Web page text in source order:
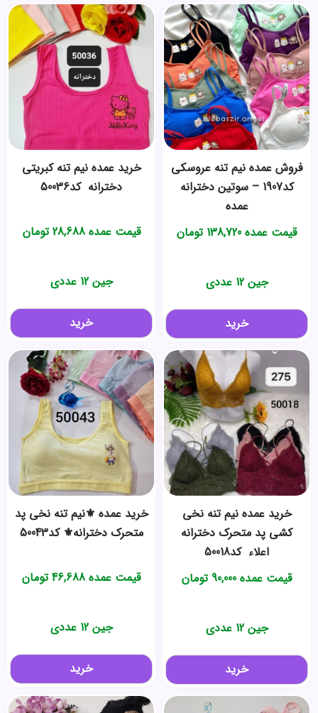
فروش عمده نیم تنه عروسکی
کد1907 – سوتین دخترانه
عمده
قیمت عمده138,720 تومان
جین 12 عددی
خرید
خرید عمده ️نیم تنه کبریتی
دخترانه ️ کد50036
قیمت عمده28,688 تومان
جین 12 عددی
خرید
خرید عمده ️نیم تنه نخی
کشی پد متحرک دخترانه
اعلاء ️ کد50018
قیمت عمده90,000 تومان
جین 12 عددی
خرید
خرید عمده ⚜️نیم تنه نخی پد
متحرک دخترانه⚜️ کد50043
قیمت عمده 46,688 تومان
جین 12 عددی
خرید